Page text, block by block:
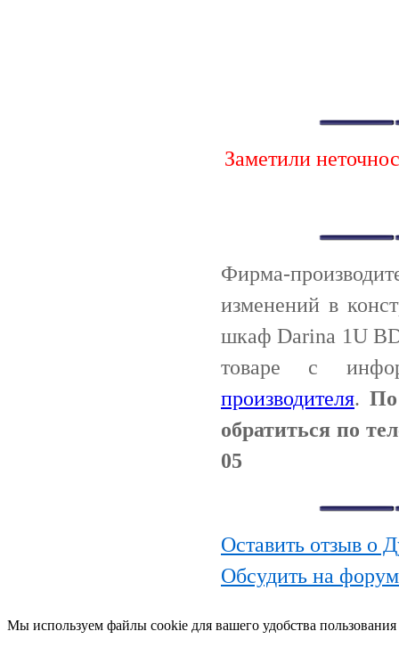
Заметили
Фирма-
изменений в
шкаф Darina 1U
товаре с
производителя.
обратиться по
05
Оставить отзыв о
Обсудить на
Мы используем файлы cookie для вашего удобства